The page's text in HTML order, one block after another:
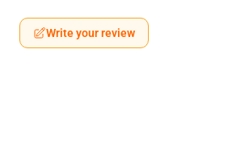
Write your review